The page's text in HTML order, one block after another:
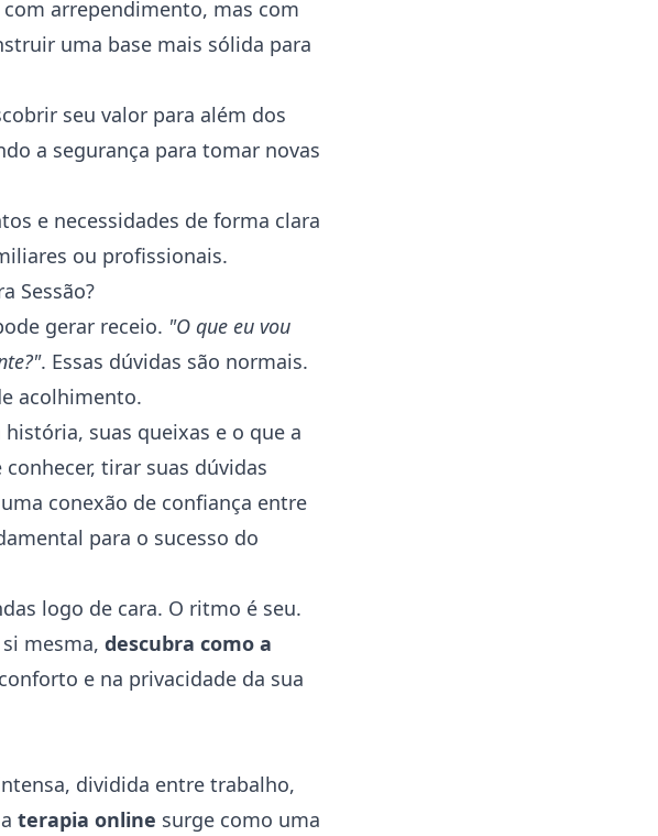
arrependimento, mas com
uma base mais sólida para
seu valor para além dos
a segurança para tomar novas
e necessidades de forma clara
ou profissionais.
Sessão?
gerar receio. "O que eu vou
. Essas dúvidas são normais.
acolhimento.
suas queixas e o que a
tirar suas dúvidas
conexão de confiança entre
para o sucesso do
logo de cara. O ritmo é seu.
mesma, descubra como a
e na privacidade da sua
dividida entre trabalho,
terapia online surge como uma